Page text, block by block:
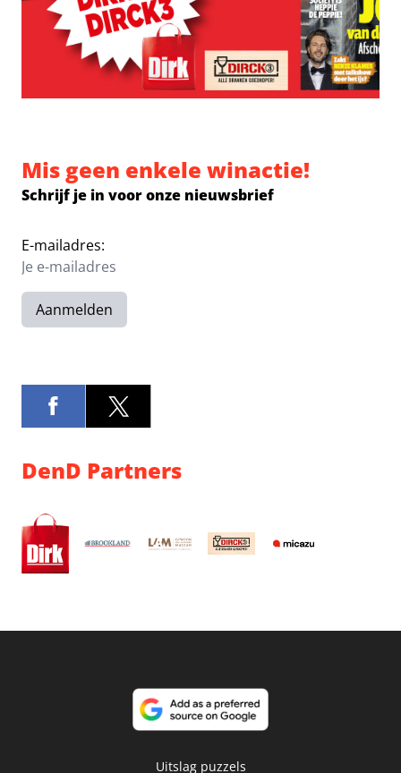
Mis geen enkele winactie!
Schrijf je in voor onze nieuwsbrief
E-mailadres:
Aanmelden
DenD Partners
Uitslag puzzels